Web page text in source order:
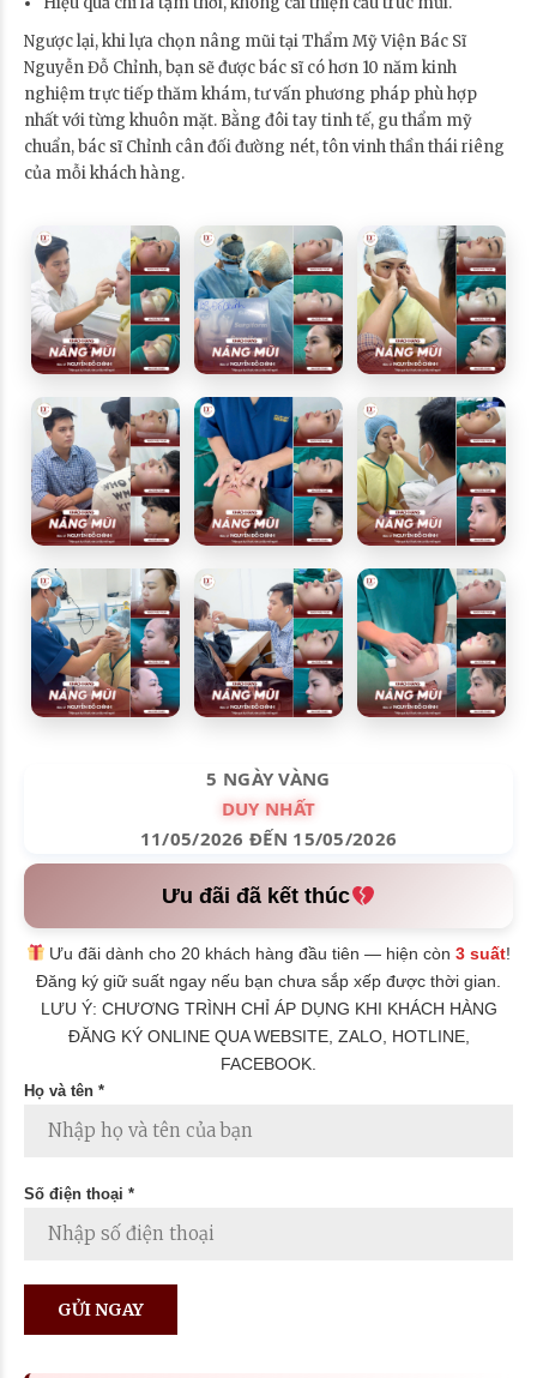
Ngược lại, khi lựa chọn nâng mũi tại Thẩm Mỹ Viện Bác Sĩ
Nguyễn Đỗ Chỉnh, bạn sẽ được bác sĩ có hơn 10 năm kinh
nghiệm trực tiếp thăm khám, tư vấn phương pháp phù hợp
nhất với từng khuôn mặt. Bằng đôi tay tinh tế, gu thẩm mỹ
chuẩn, bác sĩ Chỉnh cân đối đường nét, tôn vinh thần thái riêng
của mỗi khách hàng.
5 NGÀY VÀNG
DUY NHẤT
11/05/2026 ĐẾN 15/05/2026
Ưu đãi đã kết thúc
Ưu đãi dành cho 20 khách hàng đầu tiên — hiện còn3 suất!
Đăng ký giữ suất ngay nếu bạn chưa sắp xếp được thời gian.
LƯU Ý: CHƯƠNG TRÌNH CHỈ ÁP DỤNG KHI KHÁCH HÀNG
ĐĂNG KÝ ONLINE QUA WEBSITE, ZALO, HOTLINE,
FACEBOOK.
Họ và tên *
Số điện thoại *